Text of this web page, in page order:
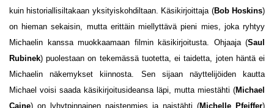
kuin historiallisiltakaan yksityiskohdiltaan. Käsikirjoittaja (Bob Hoskins)
on hieman sekaisin, mutta erittäin miellyttävä pieni mies, joka ryhtyy
Michaelin kanssa muokkaamaan filmin käsikirjoitusta. Ohjaaja (Saul
Rubinek) puolestaan on tekemässä tuotetta, ei taidetta, joten häntä ei
Michaelin näkemykset kiinnosta. Sen sijaan näyttelijöiden kautta
Michael voisi saada käsikirjoitusideansa läpi, mutta miestähti (Michael
Caine) on lyhytpinnainen naistenmies ja naistähti (Michelle Pfeiffer)